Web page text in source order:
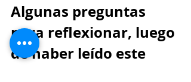
Algunas preguntas
para reflexionar, luego
de haber leído este